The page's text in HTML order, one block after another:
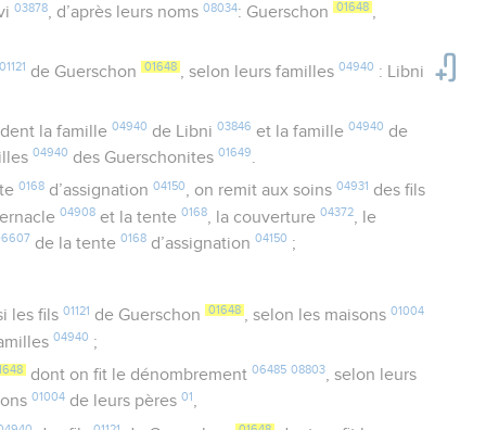
03878, d’après leurs noms 08034: Guerschon 01648 ,
01121 de Guerschon 01648 , selon leurs familles 04940 : Libni
la famille 04940 de Libni 03846 et la famille 04940 de
04940 des Guerschonites01649.
0168d’assignation 04150, on remit aux soins 04931 des fils
04908 et la tente0168 , la couverture04372
, le
de la tente0168 d’assignation04150 ;
les fils 01121 de Guerschon 01648 , selon les maisons 01004
04940 ;
dont on fit le dénombrement 06485 08803, selon leurs
01004 de leurs pères01,